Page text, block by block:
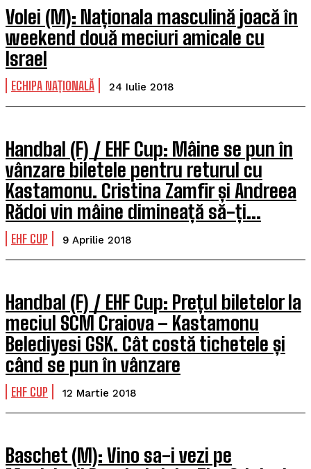
Volei (M): Naționala masculină joacă în
weekend două meciuri amicale cu
Israel
ECHIPA NAȚIONALĂ 24 Iulie 2018
Handbal (F) / EHF Cup: Mâine se pun în
vânzare biletele pentru returul cu
Kastamonu. Cristina Zamfir și Andreea
Rădoi vin mâine dimineață să-ți...
EHF CUP 9 Aprilie 2018
Handbal (F) / EHF Cup: Prețul biletelor la
meciul SCM Craiova – Kastamonu
Belediyesi GSK. Cât costă tichetele și
când se pun în vânzare
EHF CUP 12 Martie 2018
Baschet (M): Vino sa-i vezi pe